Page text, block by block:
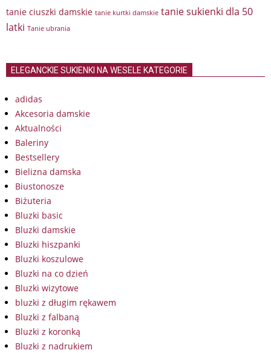
tanie ciuszki damskie tanie kurtki damskie tanie sukienki dla 50
latki Tanie ubrania
ELEGANCKIE SUKIENKI NA WESELE KATEGORIE
adidas
Akcesoria damskie
Aktualności
Baleriny
Bestsellery
Bielizna damska
Biustonosze
Biżuteria
Bluzki basic
Bluzki damskie
Bluzki hiszpanki
Bluzki koszulowe
Bluzki na co dzień
Bluzki wizytowe
bluzki z długim rękawem
Bluzki z falbaną
Bluzki z koronką
Bluzki z nadrukiem